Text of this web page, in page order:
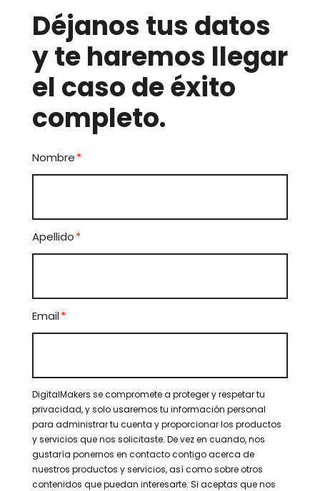
Déjanos tus datos
y te haremos llegar
el caso de éxito
completo.
Nombre*
Apellido*
Email*
DigitalMakers se compromete a proteger y respetar tu
privacidad, y solo usaremos tu información personal
para administrar tu cuenta y proporcionar los productos
y servicios que nos solicitaste. De vez en cuando, nos
gustaría ponernos en contacto contigo acerca de
nuestros productos y servicios, así como sobre otros
contenidos que puedan interesarte. Si aceptas que nos